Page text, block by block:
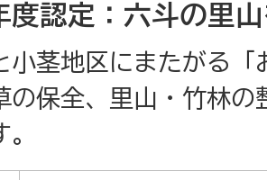
度認定：六斗の里
小茎地区にまたがる「
の保全、里山・竹林の